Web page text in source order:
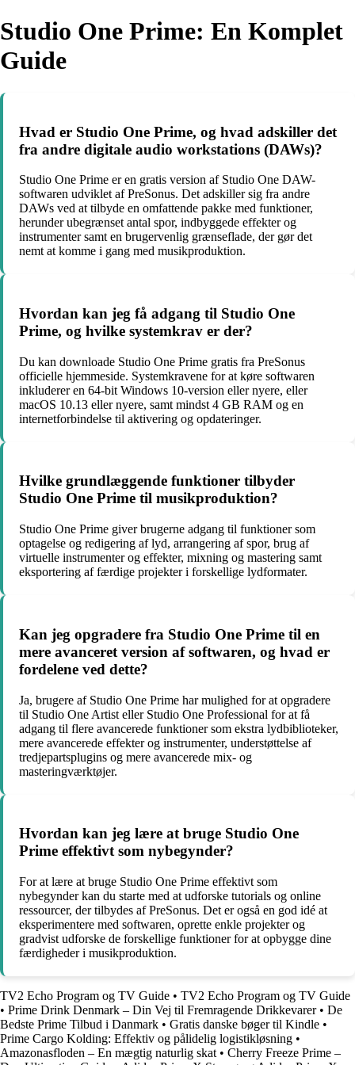
Studio One Prime: En Komplet
Guide
Hvad er Studio One Prime, og hvad adskiller det
fra andre digitale audio workstations (DAWs)?
Studio One Prime er en gratis version af Studio One DAW-
softwaren udviklet af PreSonus. Det adskiller sig fra andre
DAWs ved at tilbyde en omfattende pakke med funktioner,
herunder ubegrænset antal spor, indbyggede effekter og
instrumenter samt en brugervenlig grænseflade, der gør det
nemt at komme i gang med musikproduktion.
Hvordan kan jeg få adgang til Studio One
Prime, og hvilke systemkrav er der?
Du kan downloade Studio One Prime gratis fra PreSonus
officielle hjemmeside. Systemkravene for at køre softwaren
inkluderer en 64-bit Windows 10-version eller nyere, eller
macOS 10.13 eller nyere, samt mindst 4 GB RAM og en
internetforbindelse til aktivering og opdateringer.
Hvilke grundlæggende funktioner tilbyder
Studio One Prime til musikproduktion?
Studio One Prime giver brugerne adgang til funktioner som
optagelse og redigering af lyd, arrangering af spor, brug af
virtuelle instrumenter og effekter, mixning og mastering samt
eksportering af færdige projekter i forskellige lydformater.
Kan jeg opgradere fra Studio One Prime til en
mere avanceret version af softwaren, og hvad er
fordelene ved dette?
Ja, brugere af Studio One Prime har mulighed for at opgradere
til Studio One Artist eller Studio One Professional for at få
adgang til flere avancerede funktioner som ekstra lydbiblioteker,
mere avancerede effekter og instrumenter, understøttelse af
tredjepartsplugins og mere avancerede mix- og
masteringværktøjer.
Hvordan kan jeg lære at bruge Studio One
Prime effektivt som nybegynder?
For at lære at bruge Studio One Prime effektivt som
nybegynder kan du starte med at udforske tutorials og online
ressourcer, der tilbydes af PreSonus. Det er også en god idé at
eksperimentere med softwaren, oprette enkle projekter og
gradvist udforske de forskellige funktioner for at opbygge dine
færdigheder i musikproduktion.
TV2 Echo Program og TV Guide • TV2 Echo Program og TV Guide
• Prime Drink Denmark – Din Vej til Fremragende Drikkevarer• De
Bedste Prime Tilbud i Danmark • Gratis danske bøger til Kindle •
Prime Cargo Kolding: Effektiv og pålidelig logistikløsning •
Amazonasfloden – En mægtig naturlig skat • Cherry Freeze Prime –